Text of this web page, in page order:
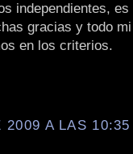
independientes,
gracias y todo
en los criterios.
2009 A LAS 10:35